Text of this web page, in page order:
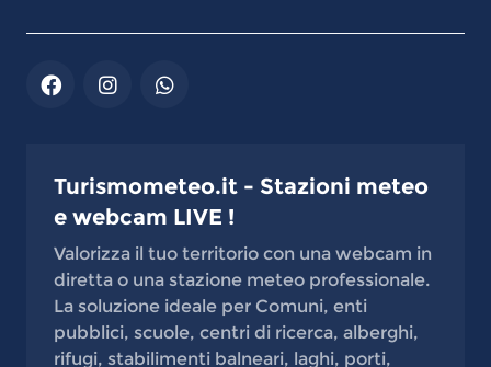
Turismometeo.it - Stazioni meteo
e webcam LIVE !
Valorizza il tuo territorio con una webcam in
diretta o una stazione meteo professionale.
La soluzione ideale per Comuni, enti
pubblici, scuole, centri di ricerca, alberghi,
rifugi, stabilimenti balneari, laghi, porti,